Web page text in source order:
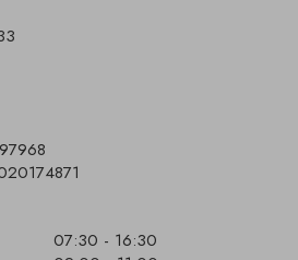
07:30 - 16:30